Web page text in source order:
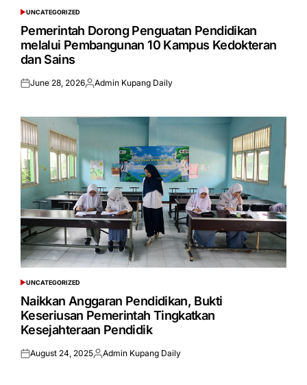
POSTED
IN
UNCATEGORIZED
Pemerintah Dorong Penguatan Pendidikan
melalui Pembangunan 10 Kampus Kedokteran
dan Sains
Posted
June 28, 2026Posted
Admin Kupang Daily
POSTED
IN
UNCATEGORIZED
Naikkan Anggaran Pendidikan, Bukti
Keseriusan Pemerintah Tingkatkan
Kesejahteraan Pendidik
Posted
August 24, 2025Posted
Admin Kupang Daily